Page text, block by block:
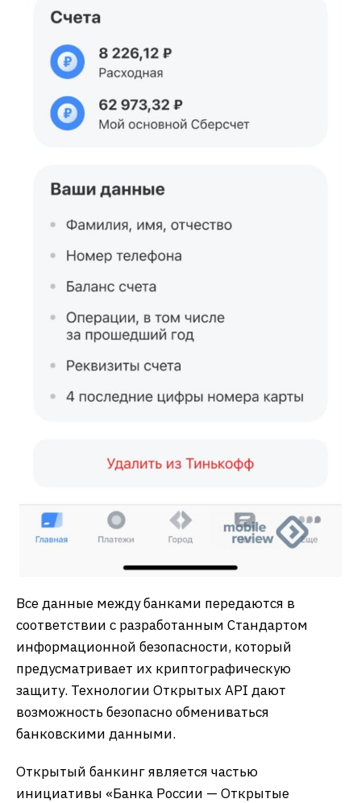
Все данные между банками передаются в
соответствии с разработанным Стандартом
информационной безопасности, который
предусматривает их криптографическую
защиту. Технологии Открытых API дают
возможность безопасно обмениваться
банковскими данными.
Открытый банкинг является частью
инициативы «Банка России — Открытые